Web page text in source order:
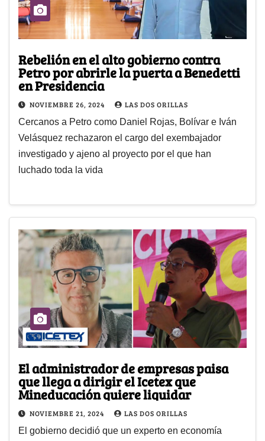
Rebelión en el alto gobierno contra
Petro por abrirle la puerta a Benedetti
en Presidencia
NOVIEMBRE 26, 2024 LAS DOS ORILLAS
Cercanos a Petro como Daniel Rojas, Bolívar e Iván
Velásquez rechazaron el cargo del exembajador
investigado y ajeno al proyecto por el que han
luchado toda la vida
El administrador de empresas paisa
que llega a dirigir el Icetex que
Mineducación quiere liquidar
NOVIEMBRE 21, 2024 LAS DOS ORILLAS
El gobierno decidió que un experto en economía